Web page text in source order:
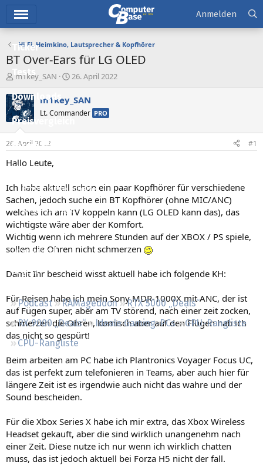
Ticker
Tests
Downloads
Preisvergleich
Forum
Aktuelles
Empfohlene Inhalte
Neue Beiträge
Neueste Aktivitäten
Leserartikel
Regeln
Podcast RAMageddon
RTX 5000 „Deals“
RX 9000 „Deals“
Ideale Gaming-PCs
GPU-Rangliste
CPU-Rangliste
Anmelden
Hi-Fi, Heimkino, Lautsprecher & Kopfhörer
BT Over-Ears für LG OLED
E
s
t
e
e
r
m1key_SAN
E
s
t
e
t
26. April 2022
m1key_SAN
Lt. Commander PRO
26. April 2022 #1
Hallo Leute,
Ich habe aktuell schon ein paar Kopfhörer für verschiedene
Sachen, jedoch suche ein BT Kopfhörer (ohne MIC/ANC)
welches ich am TV koppeln kann (LG OLED kann das), das
wichtigste wäre aber der Komfort.
Wichtig wenn ich mehrere Stunden auf der XBOX / PS spiele,
sollen die Ohren nicht schmerzen
Damit Ihr bescheid wisst aktuell habe ich folgende KH:
Für Reisen habe ich mein Sony MDR-1000X mit ANC, der ist
auf Fügen super, aber am TV störend, nach einer zeit zocken,
schmerzen die Ohren, komisch aber auf den Flügen hab ich
das nicht so gespürt!
Beim arbeiten am PC habe ich Plantronics Voyager Focus UC,
das ist perfekt zum telefonieren in Teams, aber auch hier für
längere Zeit ist es irgendwie auch nicht das wahre und der
Sound bescheiden.
Für die Xbox Series X habe ich mir extra, das Xbox Wireless
Headset gekauft, aber die sind wirklich unangenehm nach
einer Zeit. Diese nutze ich nur wenn ich wirklich chatten
muss, das ist jedoch aktuell bei Forza H5 nicht der fall.